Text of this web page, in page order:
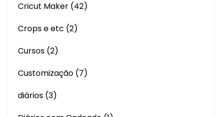
Cricut Maker (42)
Crops e etc (2)
Cursos (2)
Customização (7)
diários (3)